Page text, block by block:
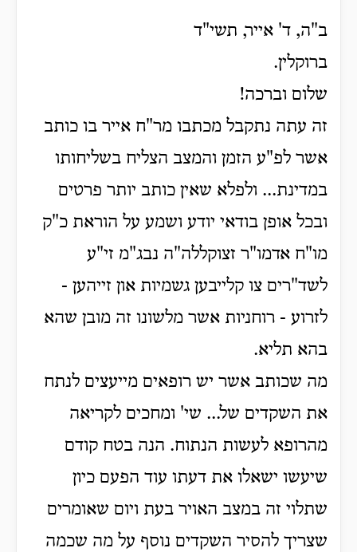
ב"ה, ד' אייר, תשי"ד
ברוקלין.
שלום וברכה!
זה עתה נתקבל מכתבו מר"ח אייר בו כותב
אשר לפ"ע הזמן והמצב הצליח בשליחותו
במדינת... ולפלא שאין כותב יותר פרטים
ובכל אופן בודאי יודע ושמע על הוראת כ"ק
מו"ח אדמו"ר זצוקללה"ה נבג"מ זי"ע
לשד"רים צו קלייבען גשמיות און זייהען -
לזרוע - רוחניות אשר מלשונו זה מובן שהא
בהא תליא.
מה שכותב אשר יש רופאים מייעצים לנתח
את השקדים של... שי' ומחכים לקריאה
מהרופא לעשות הנתוח. הנה בטח קודם
שיעשו ישאלו את דעתו עוד הפעם כיון
שתלוי זה במצב האויר בעת ויום שאומרים
שצריך להסיר השקדים נוסף על מה שכמה